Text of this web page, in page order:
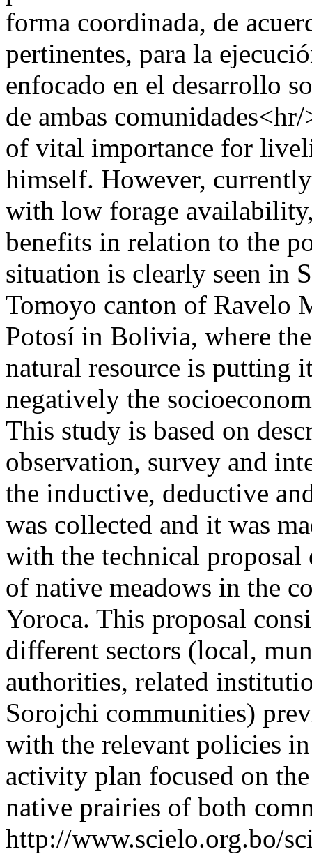
forma coordinada, de
pertinentes, para la
enfocado en el desarrollo
de ambas
of vital importance for
himself. However,
with low forage
benefits in relation to the
situation is clearly seen in
Tomoyo canton of Ravelo
Potosí in Bolivia, where
natural resource is putting
negatively the
This study is based on
observation, survey and
the inductive, deductive
was collected and it was
with the technical proposal
of native meadows in the
Yoroca. This proposal
different sectors (local,
authorities, related
Sorojchi communities)
with the relevant policies
activity plan focused on
native prairies of both
http://www.scielo.org.bo/